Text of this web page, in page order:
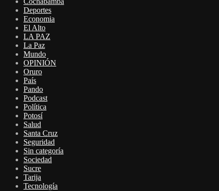
Deportes
Economia
El Alto
LA PAZ
La Paz
Mundo
OPINIÓN
Oruro
País
Pando
Podcast
Política
Potosí
Salud
Santa Cruz
Seguridad
Sin categoría
Sociedad
Sucre
Tarija
Tecnología